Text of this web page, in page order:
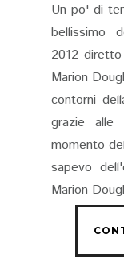
Un po' di
bellissimo
2012
Marion
contorni
grazie alle
momento
sapevo
Marion